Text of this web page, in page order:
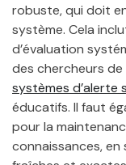
robuste, qui doit
système. Cela
d’évaluation
des chercheurs
systèmes d’alerte
éducatifs. Il faut
pour la
connaissances, en